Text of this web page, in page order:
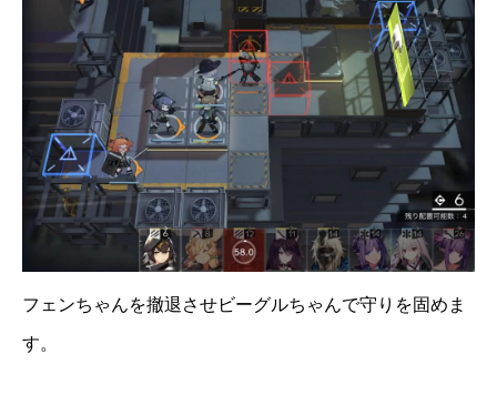
フェンちゃんを撤退させビーグルちゃんで守りを固めま
す。